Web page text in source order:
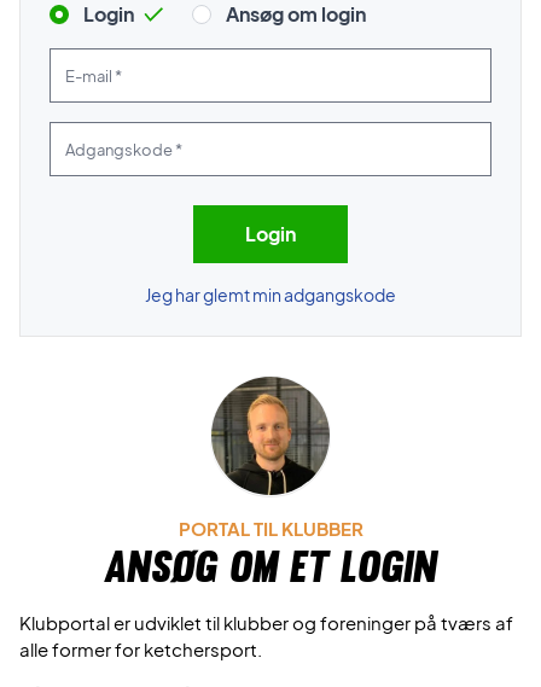
Login Ansøg om login
Jeg har glemt min adgangskode
PORTAL TIL KLUBBER
Ansøg om et login
Klubportal er udviklet til klubber og foreninger på tværs af
alle former for ketchersport.